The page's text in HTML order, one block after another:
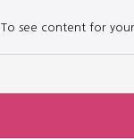
To see content for